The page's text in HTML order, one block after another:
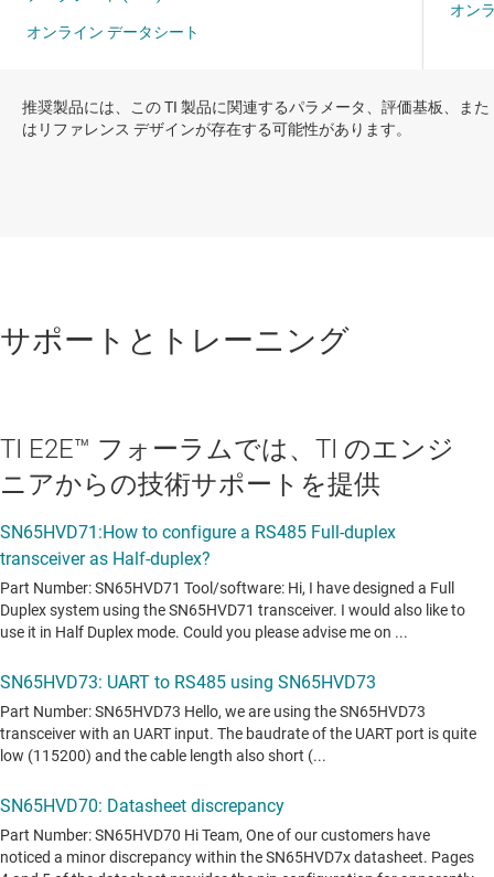
推奨製品には、この TI 製品に関連するパラメータ、評価基板、また
はリファレンス デザインが存在する可能性があります。
サポートとトレーニング
TI E2E™ フォーラムでは、TI のエンジ
ニアからの技術サポートを提供